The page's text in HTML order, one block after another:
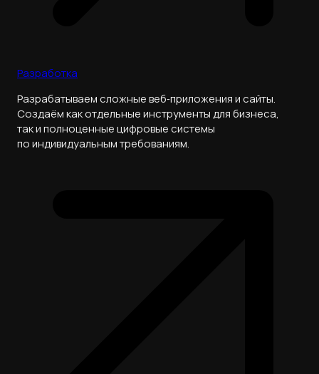
Разработка
Разрабатываем сложные веб‑приложения и сайты.
Создаём как отдельные инструменты для бизнеса,
так и полноценные цифровые системы
по индивидуальным требованиям.